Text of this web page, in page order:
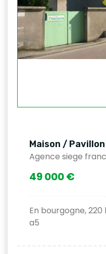
Maison / Pavillon
Agence siege
49 000 €
En bourgogne,
a5